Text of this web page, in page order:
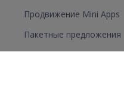
Продвижение Mini Apps
Пакетные предложения
Добавить канал/группу